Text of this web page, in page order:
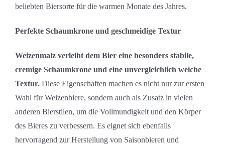
beliebten Biersorte für die warmen Monate des Jahres.
Perfekte Schaumkrone und geschmeidige Textur
Weizenmalz verleiht dem Bier eine besonders stabile,
cremige Schaumkrone und eine unvergleichlich weiche
Textur. Diese Eigenschaften machen es nicht nur zur ersten
Wahl für Weizenbiere, sondern auch als Zusatz in vielen
anderen Bierstilen, um die Vollmundigkeit und den Körper
des Bieres zu verbessern. Es eignet sich ebenfalls
hervorragend zur Herstellung von Saisonbieren und